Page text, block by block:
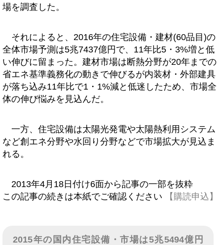
場を調査した。
それによると、2016年の住宅設備・建材(60品目)の
全体市場予測は5兆7437億円で、11年比5・3%増と低
い伸びに留まった。建材市場は断熱分野が20年までの
省エネ基準義務化の動きで伸びるが内装材・外部建具
が落ち込み11年比で1・1%減と低迷したため、市場全
体の伸び悩みを見込んだ。
一方、住宅設備は太陽光発電や太陽熱利用システム
など創エネ分野や水回り分野などで市場拡大が見込ま
れる。
2013年4月18日付け6面から記事の一部を抜粋
この記事の続きは本紙でご確認ください
【購読申込】
2015年の国内住宅設備・市場は5兆5494億円